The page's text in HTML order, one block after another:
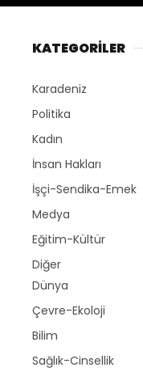
KATEGORİLER
Karadeniz
Politika
Kadın
İnsan Hakları
İşçi-Sendika-Emek
Medya
Eğitim-Kültür
Diğer
Dünya
Çevre-Ekoloji
Bilim
Sağlık-Cinsellik